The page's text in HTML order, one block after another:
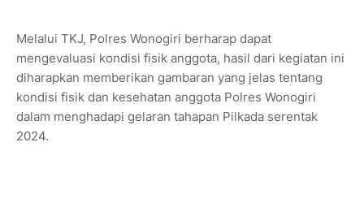
Melalui TKJ, Polres Wonogiri berharap dapat
mengevaluasi kondisi fisik anggota, hasil dari kegiatan ini
diharapkan memberikan gambaran yang jelas tentang
kondisi fisik dan kesehatan anggota Polres Wonogiri
dalam menghadapi gelaran tahapan Pilkada serentak
2024.